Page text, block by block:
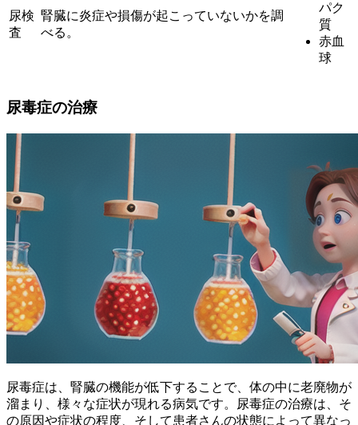
尿検
査
腎臓に炎症や損傷が起こっていないかを調
べる。
パク
質
赤血
球
尿毒症の治療
尿毒症は、腎臓の機能が低下することで、体の中に老廃物が
溜まり、様々な症状が現れる病気です。尿毒症の治療は、 そ
の原因や症状の程度、そして患者さんの状態によって異なっ